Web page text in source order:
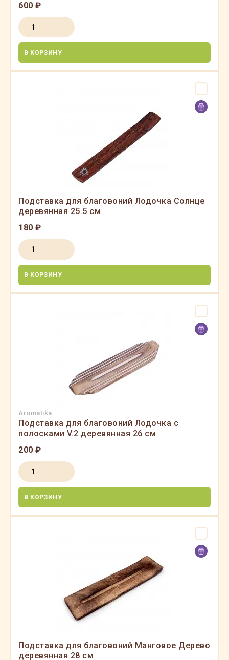
600 ₽
В КОРЗИНУ
Подставка для благовоний Лодочка Солнце
деревянная 25.5 см
180 ₽
В КОРЗИНУ
Aromatika
Подставка для благовоний Лодочка с
полосками V.2 деревянная 26 см
200 ₽
В КОРЗИНУ
Подставка для благовоний Манговое Дерево
деревянная 28 см